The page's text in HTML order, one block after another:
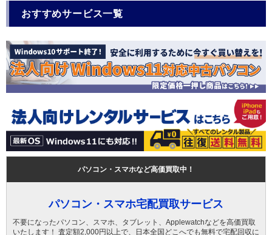
おすすめサービス一覧
パソコン・スマホなど高価買取中！
パソコン・スマホ宅配買取サービス
不要になったパソコン、スマホ、タブレット、Applewatchなどを高価買取
いたします！ 査定額2,000円以上で、日本全国どこへでも無料で宅配回収に